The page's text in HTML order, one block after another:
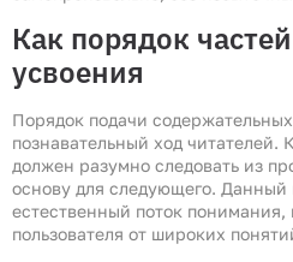
Как порядок
усвоения
Порядок подачи
познавательный ход
должен разумно следовать из
основу для следующего.
естественный поток понимания,
пользователя от широких